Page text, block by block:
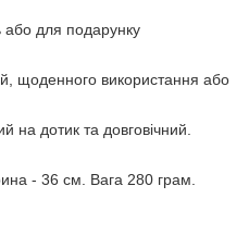
для подарунку
щоденного використання або
на дотик та довговічний.
- 36 см. Вага 280 грам.